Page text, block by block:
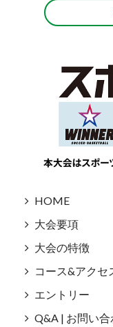
HOME
大会要項
大会の特徴
コース&アクセ
エントリー
Q&A | お問い合